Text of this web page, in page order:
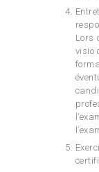
Lors
visio